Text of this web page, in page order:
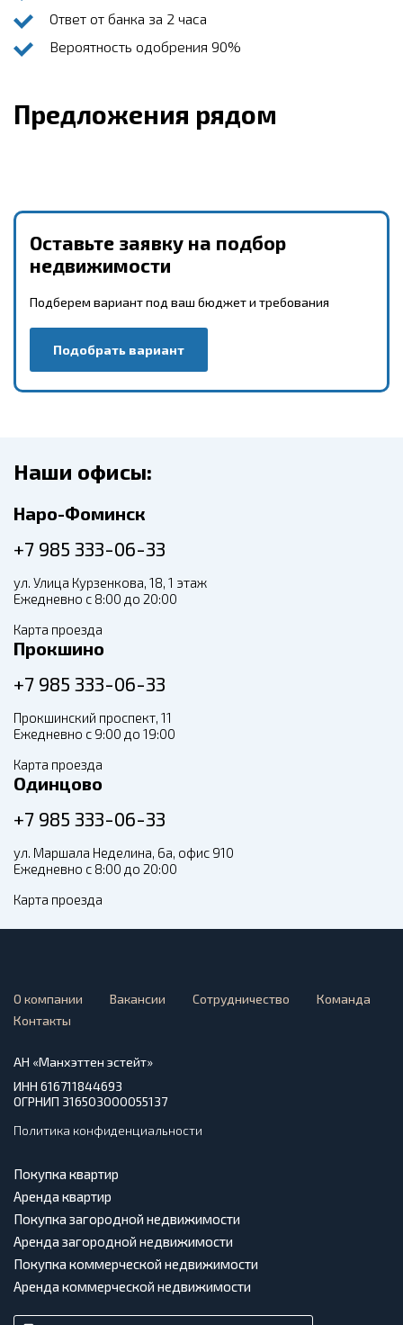
Ответ от банка за 2 часа
Вероятность одобрения 90%
Предложения рядом
Оставьте заявку на подбор
недвижимости
Подберем вариант под ваш бюджет и требования
Подобрать вариант
Наши офисы:
Наро-Фоминск
+7 985 333-06-33
ул. Улица Курзенкова, 18, 1 этаж
Ежедневно с 8:00 до 20:00
Карта проезда
Прокшино
+7 985 333-06-33
Прокшинский проспект, 11
Ежедневно с 9:00 до 19:00
Карта проезда
Одинцово
+7 985 333-06-33
ул. Маршала Неделина, 6а, офис 910
Ежедневно с 8:00 до 20:00
Карта проезда
О компании Вакансии Сотрудничество
Команда
Контакты
АН «Манхэттен эстейт»
ИНН 616711844693
ОГРНИП 316503000055137
Политика конфиденциальности
Покупка квартир
Аренда квартир
Покупка загородной недвижимости
Аренда загородной недвижимости
Покупка коммерческой недвижимости
Аренда коммерческой недвижимости